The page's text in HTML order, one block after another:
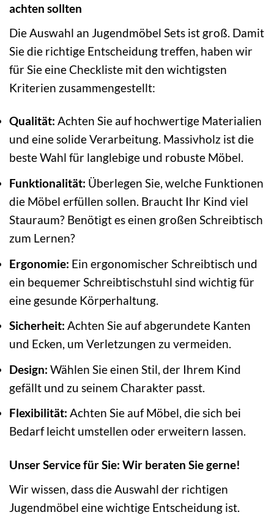
achten sollten
Die Auswahl an Jugendmöbel Sets ist groß. Damit
Sie die richtige Entscheidung treffen, haben wir
für Sie eine Checkliste mit den wichtigsten
Kriterien zusammengestellt:
Qualität: Achten Sie auf hochwertige Materialien
und eine solide Verarbeitung. Massivholz ist die
beste Wahl für langlebige und robuste Möbel.
Funktionalität: Überlegen Sie, welche Funktionen
die Möbel erfüllen sollen. Braucht Ihr Kind viel
Stauraum? Benötigt es einen großen Schreibtisch
zum Lernen?
Ergonomie: Ein ergonomischer Schreibtisch und
ein bequemer Schreibtischstuhl sind wichtig für
eine gesunde Körperhaltung.
Sicherheit: Achten Sie auf abgerundete Kanten
und Ecken, um Verletzungen zu vermeiden.
Design: Wählen Sie einen Stil, der Ihrem Kind
gefällt und zu seinem Charakter passt.
Flexibilität: Achten Sie auf Möbel, die sich bei
Bedarf leicht umstellen oder erweitern lassen.
Unser Service für Sie: Wir beraten Sie gerne!
Wir wissen, dass die Auswahl der richtigen
Jugendmöbel eine wichtige Entscheidung ist.